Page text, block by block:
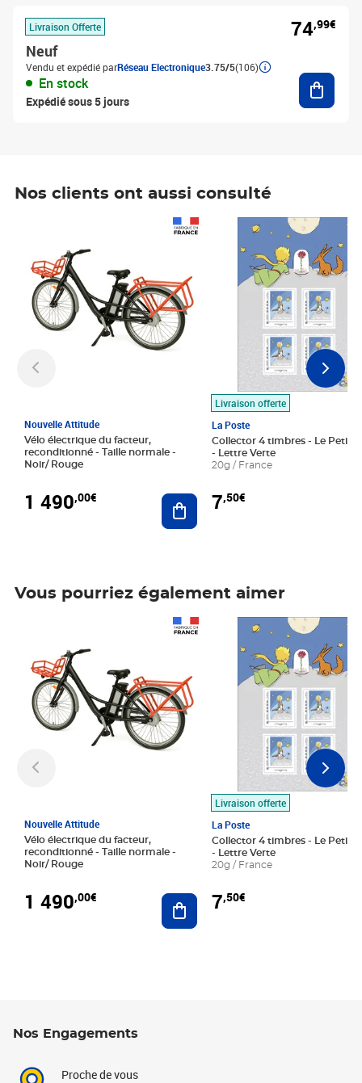
Livraison Offerte
Neuf
Vendu et expédié parRéseau Electronique3.75/5(106)
En stock
Expédié sous 5 jours
74,99€
Nos clients ont aussi consulté
Nouvelle Attitude
Vélo électrique du facteur,
reconditionné - Taille normale -
Noir/ Rouge
1 490,00€ Ajouter au panier
Livraison offerte
La Poste
Collector 4 timbres - Le Petit
- Lettre Verte
20g / France
7,50€
Prix 7,50€
Vous pourriez également aimer
Nouvelle Attitude
Vélo électrique du facteur,
reconditionné - Taille normale -
Noir/ Rouge
1 490,00€ Ajouter au panier
Livraison offerte
La Poste
Collector 4 timbres - Le Petit
- Lettre Verte
20g / France
7,50€
Prix 7,50€
Nos Engagements
Proche de vous